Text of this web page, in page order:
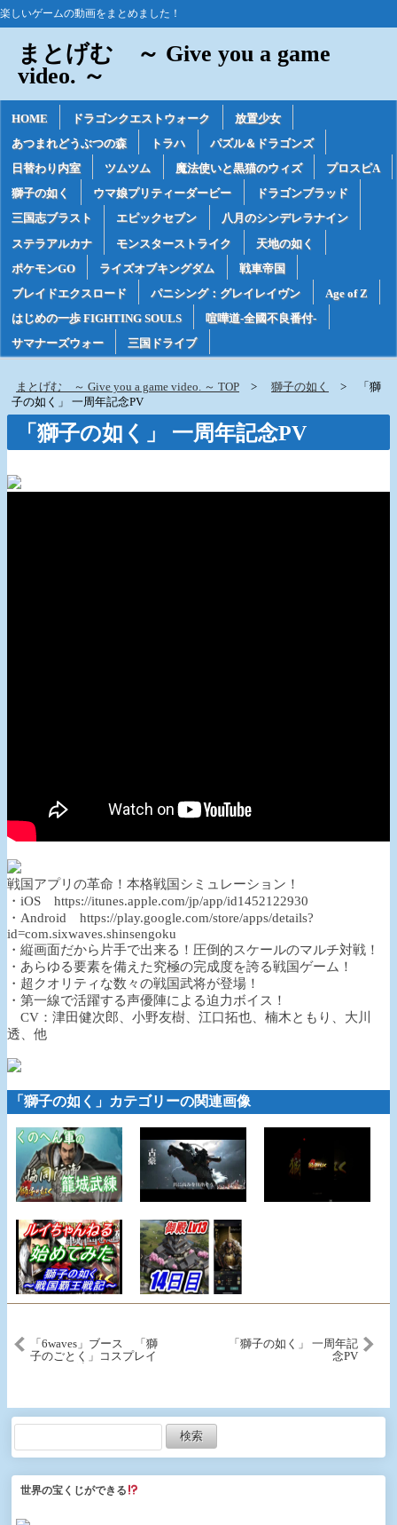
楽しいゲームの動画をまとめました！
まとげむ ～ Give you a game
video. ～
HOME ドラゴンクエストウォーク
放置少女
あつまれどうぶつの森
トラハ
パズル＆ドラゴンズ
日替わり内室
ツムツム 魔法使いと黒猫のウィズ
プロスピA
獅子の如く
ウマ娘プリティーダービー
ドラゴンブラッド
三国志ブラスト
エピックセブン
八月のシンデレラナイン
ステラアルカナ
モンスターストライク
天地の如く
ポケモンGO
ライズオブキングダム
戦車帝国
ブレイドエクスロード
パニシング：グレイレイヴン
Age of Z
はじめの一歩 FIGHTING SOULS
喧嘩道-全國不良番付-
サマナーズウォー
三国ドライブ
まとげむ ～ Give you a game video. ～ TOP 獅子の如く
「獅
子の如く」 一周年記念PV
「獅子の如く」 一周年記念PV
戦国アプリの革命！本格戦国シミュレーション！
・iOS https://itunes.apple.com/jp/app/id1452122930
・Android https://play.google.com/store/apps/details?
id=com.sixwaves.shinsengoku
・縦画面だから片手で出来る！圧倒的スケールのマルチ対戦！
・あらゆる要素を備えた究極の完成度を誇る戦国ゲーム！
・超クオリティな数々の戦国武将が登場！
・第一線で活躍する声優陣による迫力ボイス！
CV：津田健次郎、小野友樹、江口拓也、楠木ともり、大川
透、他
「獅子の如く」カテゴリーの関連画像
「6waves」ブース 「獅
子のごとく」コスプレイ
「獅子の如く」 一周年記
念PV
世界の宝くじができる